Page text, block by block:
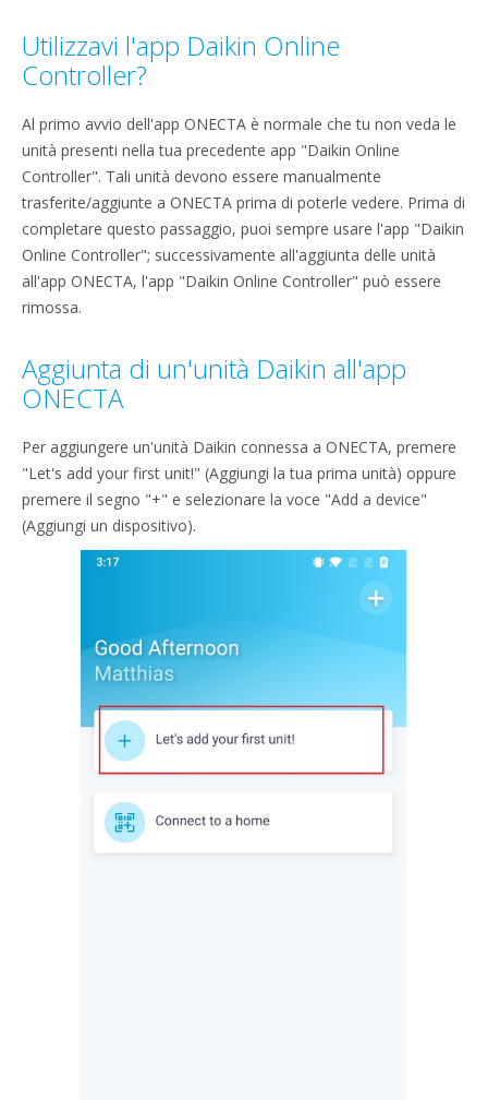
Utilizzavi l'app Daikin Online
Controller?
Al primo avvio dell'app ONECTA è normale che tu non veda le
unità presenti nella tua precedente app "Daikin Online
Controller". Tali unità devono essere manualmente
trasferite/aggiunte a ONECTA prima di poterle vedere. Prima di
completare questo passaggio, puoi sempre usare l'app "Daikin
Online Controller"; successivamente all'aggiunta delle unità
all'app ONECTA, l'app "Daikin Online Controller" può essere
rimossa.
Aggiunta di un'unità Daikin all'app
ONECTA
Per aggiungere un'unità Daikin connessa a ONECTA, premere
"Let's add your first unit!" (Aggiungi la tua prima unità) oppure
premere il segno "+" e selezionare la voce "Add a device"
(Aggiungi un dispositivo).